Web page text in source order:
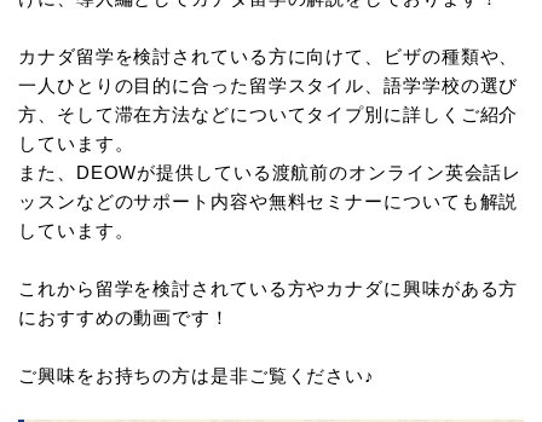
カナダ留学を検討されている方に向けて、ビザの種類や、
一人ひとりの目的に合った留学スタイル、語学学校の選び
方、そして滞在方法などについてタイプ別に詳しくご紹介
しています。
また、DEOWが提供している渡航前のオンライン英会話レ
ッスンなどのサポート内容や無料セミナーについても解説
しています。
これから留学を検討されている方やカナダに興味がある方
におすすめの動画です！
ご興味をお持ちの方は是非ご覧ください♪